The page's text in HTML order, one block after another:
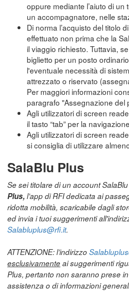
oppure mediante l’aiuto di un
un accompagnatore, nelle
Di norma l’acquisto del titolo
effettuato non prima che la
il viaggio richiesto. Tuttavia,
biglietto per un posto
l'eventuale necessità di
attrezzato o riservato
Per maggiori informazioni
paragrafo "Assegnazione del
Agli utilizzatori di screen
il tasto “tab” per la
Agli utilizzatori di screen
si consiglia di utilizzare
SalaBlu Plus
Se sei titolare di un account
Plus, l’app di RFI dedicata ai
ridotta mobilità, scaricabile dagli
ed invia i tuoi suggerimenti
Salabluplus@rfi.it.
ATTENZIONE: l’indirizzo
esclusivamenteai suggerimenti
Plus, pertanto non saranno prese
assistenza o di informazioni